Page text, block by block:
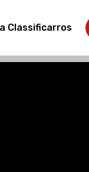
Classificarros